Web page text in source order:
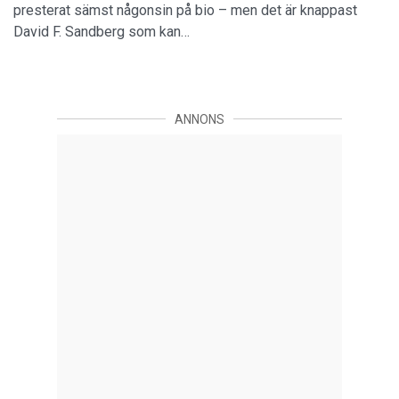
presterat sämst någonsin på bio – men det är knappast
David F. Sandberg som kan…
ANNONS